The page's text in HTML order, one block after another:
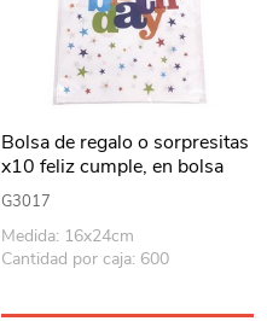
Bolsa de regalo o sorpresitas
x10 feliz cumple, en bolsa
G3017
Medida: 16x24cm
Cantidad por caja: 600